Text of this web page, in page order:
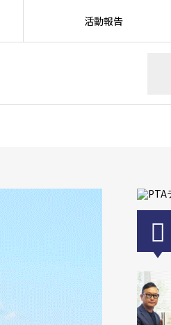
活動報告